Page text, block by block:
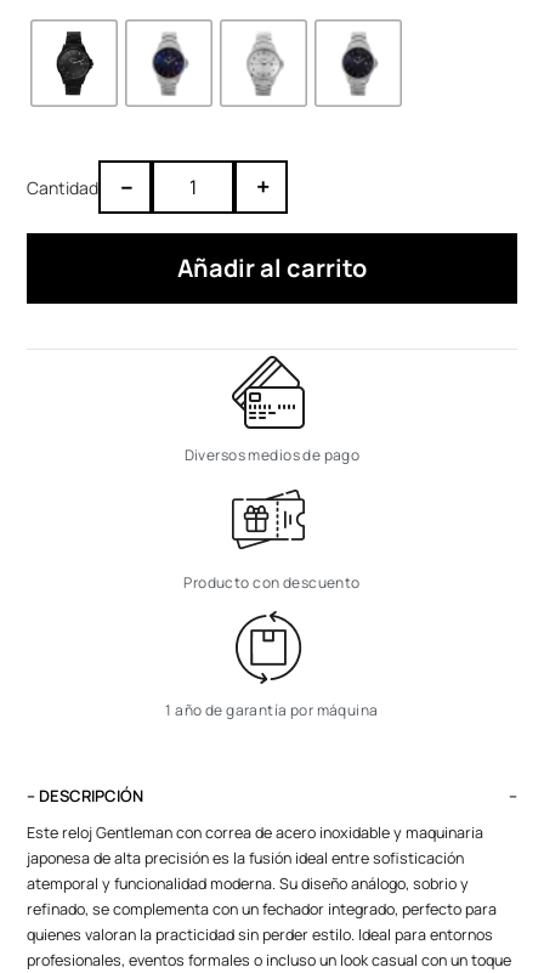
– +
Añadir al carrito
Diversos medios de pago
Producto con descuento
1 año de garantía por máquina
– DESCRIPCIÓN
Este reloj Gentleman con correa de acero inoxidable y maquinaria
japonesa de alta precisión es la fusión ideal entre sofisticación
atemporal y funcionalidad moderna. Su diseño análogo, sobrio y
refinado, se complementa con un fechador integrado, perfecto para
quienes valoran la practicidad sin perder estilo. Ideal para entornos
profesionales, eventos formales o incluso un look casual con un toque